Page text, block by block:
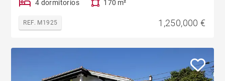
4 dormitorios 170 m²
REF. M1925 1,250,000 €